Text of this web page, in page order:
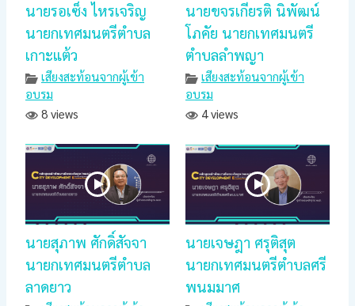
นายรอเซ็ง ไหรเจริญ
นายกเทศมนตรีตำบล
เกาะแต้ว
เสียงสะท้อนจากผู้เข้า
อบรม
8 views
นายขจรเกียรติ นิพัฒน์
โภคัย นายกเทศมนตรี
ตำบลลำพญา
เสียงสะท้อนจากผู้เข้า
อบรม
4 views
นายสุภาพ ศักดิ์สัจจา
นายกเทศมนตรีตำบล
ลาดยาว
นายเจษฎา ศรุติสุต
นายกเทศมนตรีตำบลศรี
พนมมาศ